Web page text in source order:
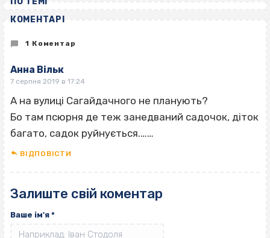
КОМЕНТАРІ
1 Коментар
Анна Вільк
7 серпня 2019 в 17:24
А на вулиці Сагайдачного не планують?
Бо там псюрня де теж занедваний садочок, діток
багато, садок руйнується.……
ВІДПОВІCТИ
Залиште свій коментар
Ваше ім'я *